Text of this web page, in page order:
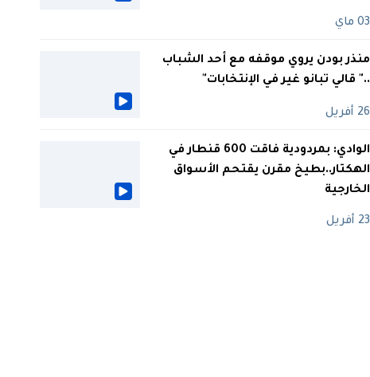
03 ماي
منذر بودن يروي موقفه مع أحد الشباب
.." قالي تبانو غير في الإنتخابات"
26 أفريل
الوادي: بمردودية فاقت 600 قنطار في
الهكتار..بطيخ مقرن يقتحم الأسواق
الخارجية
23 أفريل